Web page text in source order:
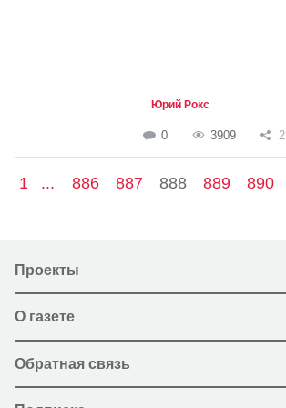
Юрий Рокс
0 3909 2
1 ... 886 887 888 889 890
Проекты
О газете
Обратная связь